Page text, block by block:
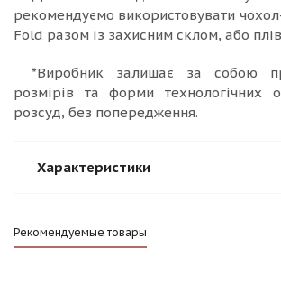
рекомендуємо використовувати
Fold разом із захисним склом, або
*Виробник залишає за собою
розмірів та форми технологічних
розсуд, без попередження.
Характеристики
Рекомендуемые товары